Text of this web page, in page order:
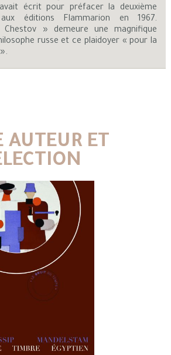
écrit pour préfacer la deuxième
éditions Flammarion en 1967.
» demeure une magnifique
russe et ce plaidoyer « pour la
ET